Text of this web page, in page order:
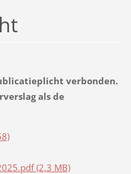
verbonden.
als de
(2,3 MB)